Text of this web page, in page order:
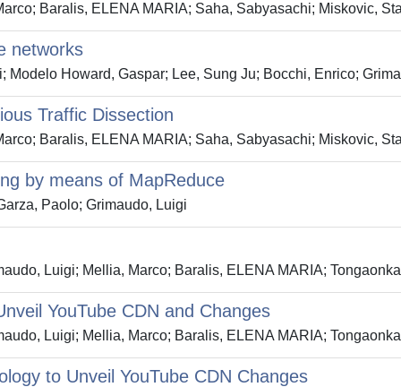
Baralis, ELENA MARIA; Saha, Sabyasachi; Miskovic,
networks
Modelo Howard, Gaspar; Lee, Sung Ju; Bocchi, Enrico;
Traffic Dissection
Baralis, ELENA MARIA; Saha, Sabyasachi; Miskovic,
by means of MapReduce
Paolo; Grimaudo, Luigi
Luigi; Mellia, Marco; Baralis, ELENA MARIA;
YouTube CDN and Changes
Luigi; Mellia, Marco; Baralis, ELENA MARIA;
to Unveil YouTube CDN Changes